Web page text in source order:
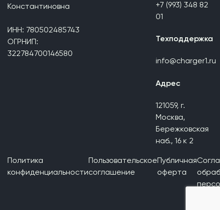
Константиновна
ИНН: 780502485743
ОГРНИП:
322784700146580
+7 (993) 348 82
01
Техподдержка
info@charger1.ru
Адрес
121059, г.
Москва,
Бережковская
наб., 16 к 2
Политика
конфиденциальности
Пользовательское
соглашение
Публичная
оферта